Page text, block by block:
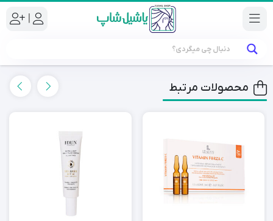
|
محصولات مرتبط